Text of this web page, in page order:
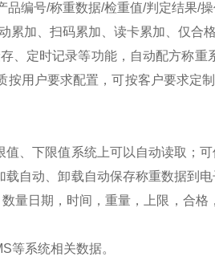
编号/称重数据/检重值/判定结果/操
加、扫码累加、读卡累加、仅合
、定时记录等功能，自动配方称重
用户要求配置，可按客户要求定
、下限值系统上可以自动读取；
自动、卸载自动保存称重数据到
量日期，时间，重量，上限，合
等系统相关数据。